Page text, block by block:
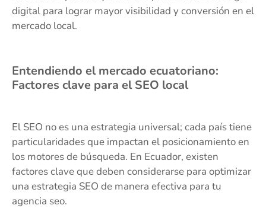
digital para lograr mayor visibilidad y conversión en el
mercado local.
Entendiendo el mercado ecuatoriano:
Factores clave para el SEO local
El SEO no es una estrategia universal; cada país tiene
particularidades que impactan el posicionamiento en
los motores de búsqueda. En Ecuador, existen
factores clave que deben considerarse para optimizar
una estrategia SEO de manera efectiva para tu
agencia seo.